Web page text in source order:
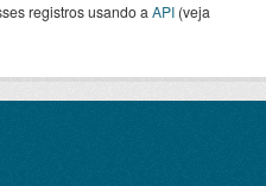
registros usando a API (veja